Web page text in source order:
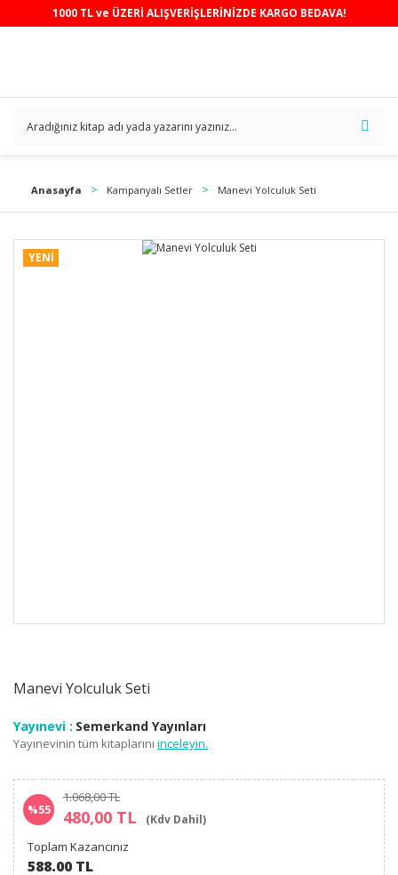
1000 TL ve ÜZERİ ALIŞVERİŞLERİNİZDE KARGO BEDAVA!
Anasayfa Kampanyalı Setler Manevi Yolculuk Seti
YENİ
Manevi Yolculuk Seti
Yayınevi : Semerkand Yayınları
Yayınevinin tüm kitaplarını inceleyin.
%55
1.068,00 TL
480,00 TL (Kdv Dahil)
Toplam Kazancınız
588.00 TL